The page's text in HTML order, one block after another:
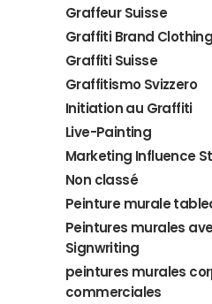
Graffeur Suisse
Graffiti Brand
Graffiti Suisse
Graffitismo Svizzero
Initiation au Graffiti
Live-Painting
Marketing Influence
Non classé
Peinture murale
Peintures murales
Signwriting
peintures murales
commerciales